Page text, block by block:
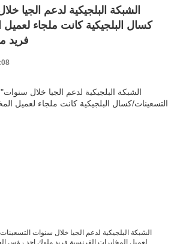
الشبكة البلجيكية لدعم الجيا
كسال البلجيكية كانت ملجاء لعميل
فريد
الشبكة البلجيكية لدعم الجيا خلال سنوات
لعميل المخابرات الفرنسية فريد ملوك احد رؤس